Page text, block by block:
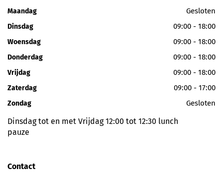
Maandag Gesloten
Dinsdag 09:00 - 18:00
Woensdag 09:00 - 18:00
Donderdag 09:00 - 18:00
Vrijdag 09:00 - 18:00
Zaterdag 09:00 - 17:00
Zondag Gesloten
Dinsdag tot en met Vrijdag 12:00 tot 12:30 lunch
pauze
Contact